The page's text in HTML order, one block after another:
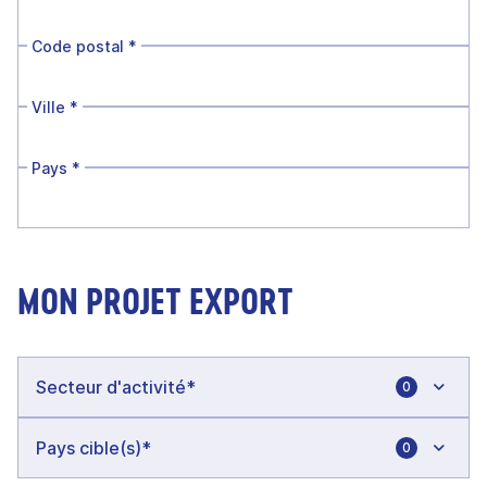
Code postal *
Ville *
Pays *
MON PROJET EXPORT
0
0